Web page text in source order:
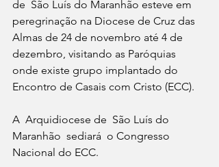
de  São Luís do Maranhão esteve em
peregrinação na Diocese de Cruz das
Almas de 24 de novembro até 4 de
dezembro, visitando as Paróquias
onde existe grupo implantado do
Encontro de Casais com Cristo (ECC).
A  Arquidiocese de  São Luís do
Maranhão  sediará  o Congresso
Nacional do ECC.